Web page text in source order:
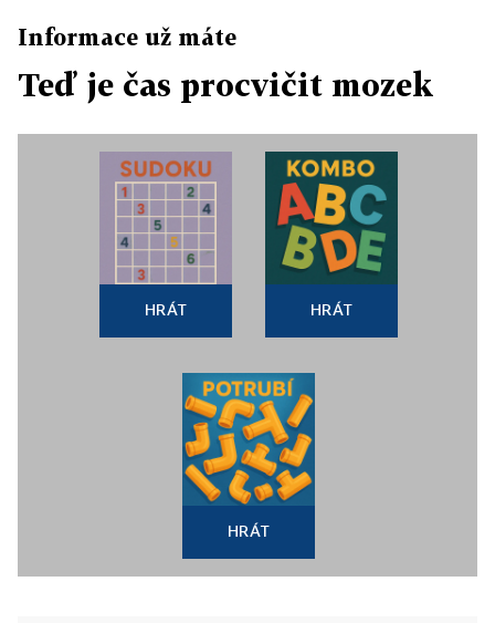
Informace už máte
Teď je čas procvičit mozek
HRÁT HRÁT
HRÁT